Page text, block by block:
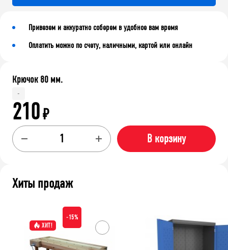
Привезем и аккуратно соберем в удобное вам время
Оплатить можно по счету, наличными, картой или онлайн
Крючок 80 мм.
-
210₽
В корзину
Хиты продаж
ХИТ!
-15%